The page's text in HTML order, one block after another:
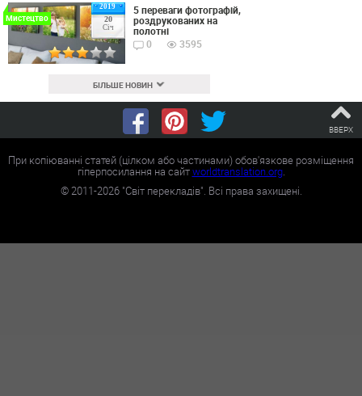
2019
20
Січ
Мистецтво
5 переваги фотографій,
роздрукованих на
полотні
0
3595
БІЛЬШЕ НОВИН
ВВЕРХ
При копіюванні статей (цілком або частинами) обов'язкове розміщення
гіперпосилання на сайтworldtranslation.org.
©2011-2026"Світ перекладів". Всі права захищені.